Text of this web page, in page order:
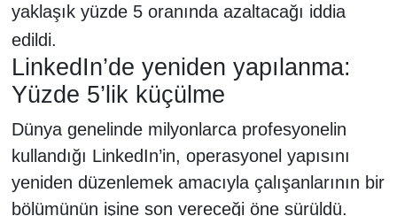
yaklaşık yüzde 5 oranında azaltacağı iddia
edildi.
LinkedIn’de yeniden yapılanma:
Yüzde 5’lik küçülme
Dünya genelinde milyonlarca profesyonelin
kullandığı LinkedIn’in, operasyonel yapısını
yeniden düzenlemek amacıyla çalışanlarının bir
bölümünün işine son vereceği öne sürüldü.